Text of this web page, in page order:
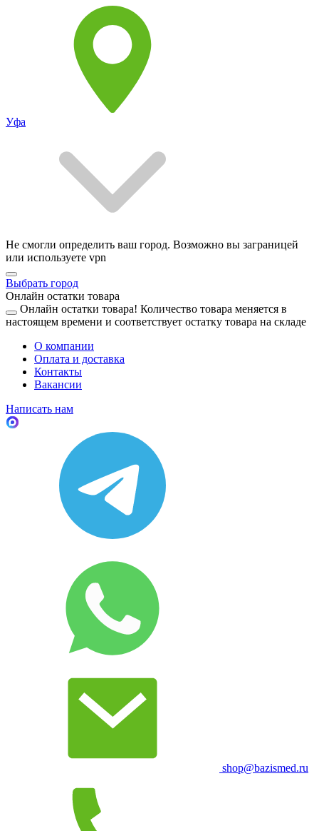
Уфа
Не смогли определить ваш город. Возможно вы заграницей
или используете vpn
Выбрать город
Онлайн остатки товара
Онлайн остатки товара! Количество товара меняется в
настоящем времени и соответствует остатку товара на складе
О компании
Оплата и доставка
Контакты
Вакансии
Написать нам
shop@bazismed.ru